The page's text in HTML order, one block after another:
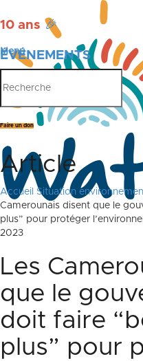
10 ans 🎉
ÉVÉNEMENTS
PUBLICATIONS
Menu
Faire un don
Article
Accueil Situation
Camerounais disent que le
plus” pour protéger
2023
Les
que le
doit faire
plus” pour